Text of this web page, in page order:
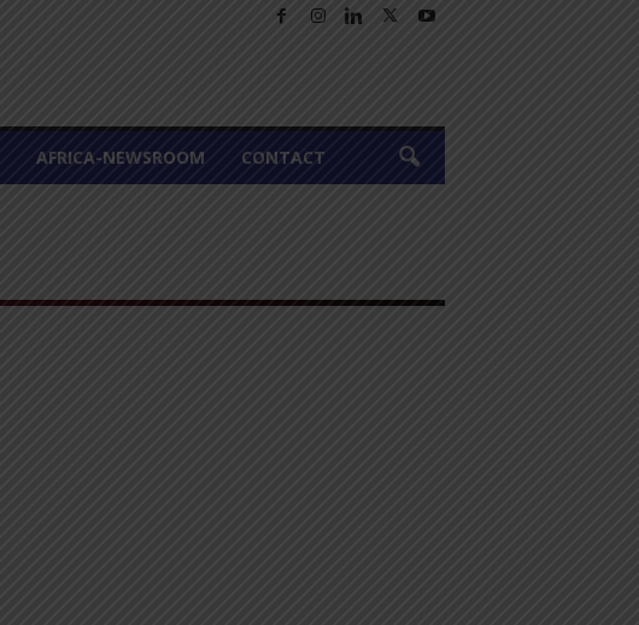
AFRICA-NEWSROOM CONTACT